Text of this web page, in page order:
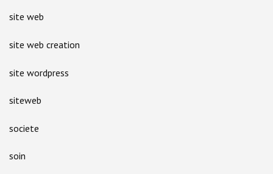
site web
site web creation
site wordpress
siteweb
societe
soin